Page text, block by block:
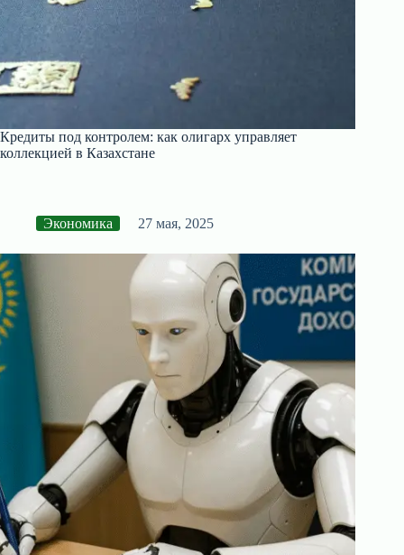
Кредиты под контролем: как олигарх управляет
коллекцией в Казахстане
Экономика 27 мая, 2025